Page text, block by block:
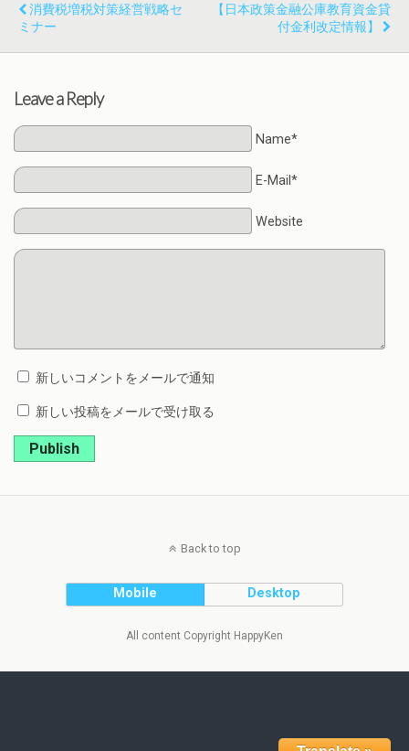
消費税増税対策経営戦略セ
ミナー
【日本政策金融公庫教育資金貸
付金利改定情報】
Leave a Reply
Name*
E-Mail*
Website
新しいコメントをメールで通知
新しい投稿をメールで受け取る
Publish
Back to top
Mobile Desktop
All content Copyright HappyKen